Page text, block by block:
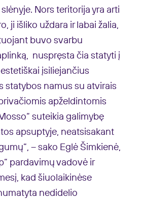
Nors teritorija yra arti
ji išliko uždara ir labai žalia,
buvo svarbu
nuspręsta čia statyti į
įsiliejančius
statybos namus su atvirais
apželdintomis
suteikia galimybę
apsuptyje, neatsisakant
– sako Eglė Šimkienė,
pardavimų vadovė ir
kad šiuolaikinėse
nedidelio